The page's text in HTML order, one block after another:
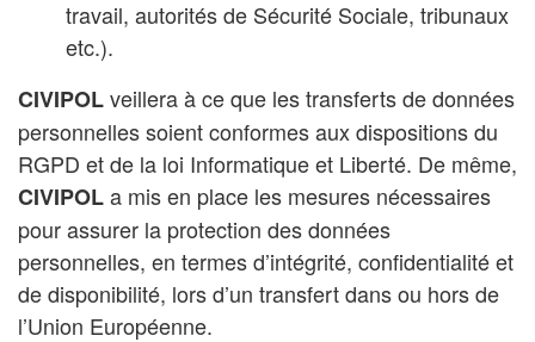
travail, autorités de Sécurité Sociale, tribunaux
etc.).
CIVIPOLveillera à ce que les transferts de données
personnelles soient conformes aux dispositions du
RGPD et de la loi Informatique et Liberté. De même,
CIVIPOLa mis en place les mesures nécessaires
pour assurer la protection des données
personnelles, en termes d’intégrité, confidentialité et
de disponibilité, lors d’un transfert dans ou hors de
l’Union Européenne.